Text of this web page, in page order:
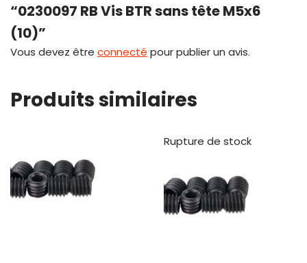
“0230097 RB Vis BTR sans tête M5x6
(10)”
Vous devez être connecté pour publier un avis.
Produits similaires
Rupture de stock